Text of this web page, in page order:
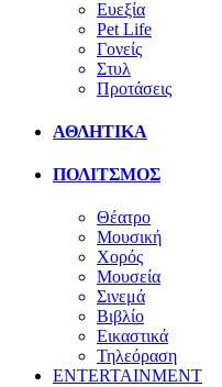
Ευεξία
Pet Life
Γονείς
Στυλ
Προτάσεις
ΑΘΛΗΤΙΚΑ
ΠΟΛΙΤΣΜΟΣ
Θέατρο
Μουσική
Χορός
Μουσεία
Σινεμά
Βιβλίο
Εικαστικά
Τηλεόραση
ENTERTAINMENT